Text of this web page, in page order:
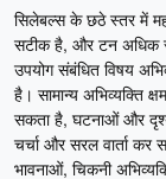
सिलेबल्स के छठे स्तर में
सटीक है, और टन अधिक
उपयोग संबंधित विषय
है। सामान्य अभिव्यक्ति
सकता है, घटनाओं और
चर्चा और सरल वार्ता कर
भावनाओं, चिकनी